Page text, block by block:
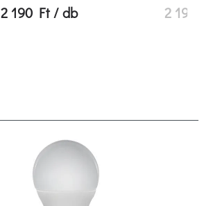
2 190 Ft / db 2 190